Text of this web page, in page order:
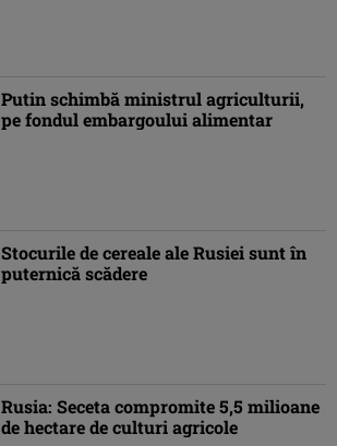
Putin schimbă ministrul agriculturii,
pe fondul embargoului alimentar
Stocurile de cereale ale Rusiei sunt în
puternică scădere
Rusia: Seceta compromite 5,5 milioane
de hectare de culturi agricole